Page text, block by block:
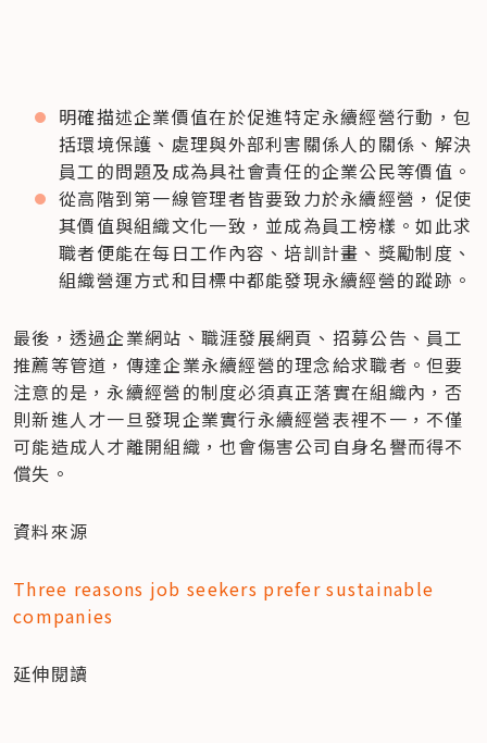
明確描述企業價值在於促進特定永續經營行動，包
括環境保護、處理與外部利害關係人的關係、解決
員工的問題及成為具社會責任的企業公民等價值。
從高階到第一線管理者皆要致力於永續經營，促使
其價值與組織文化一致，並成為員工榜樣。如此求
職者便能在每日工作內容、培訓計畫、獎勵制度、
組織營運方式和目標中都能發現永續經營的蹤跡。
最後，透過企業網站、職涯發展網頁、招募公告、員工
推薦等管道，傳達企業永續經營的理念給求職者。但要
注意的是，永續經營的制度必須真正落實在組織內，否
則新進人才一旦發現企業實行永續經營表裡不一，不僅
可能造成人才離開組織，也會傷害公司自身名譽而得不
償失。
資料來源
Three reasons job seekers prefer sustainable
companies
延伸閱讀